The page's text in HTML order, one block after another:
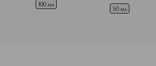
100 мл
50 мл